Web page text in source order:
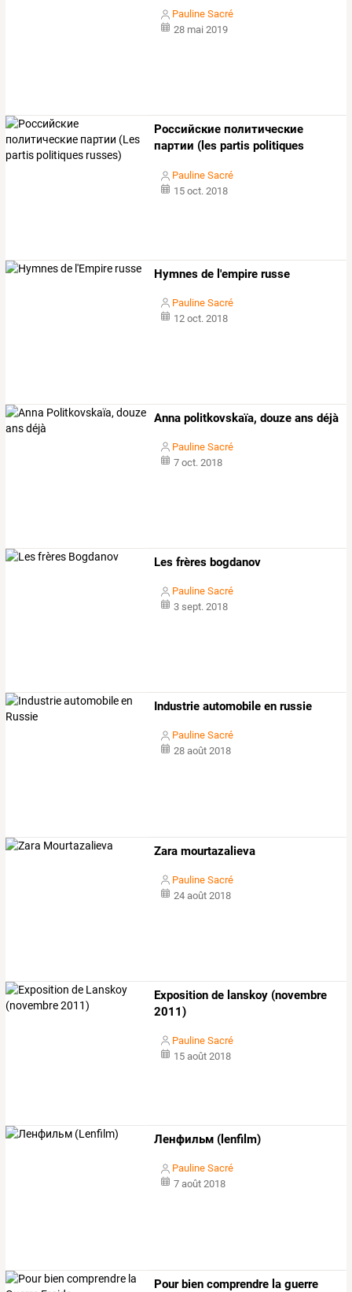
Pauline Sacré
28 mai 2019
Российские политические
партии (les partis politiques
Pauline Sacré
15 oct. 2018
Hymnes de l'empire russe
Pauline Sacré
12 oct. 2018
Anna politkovskaïa, douze ans déjà
Pauline Sacré
7 oct. 2018
Les frères bogdanov
Pauline Sacré
3 sept. 2018
Industrie automobile en russie
Pauline Sacré
28 août 2018
Zara mourtazalieva
Pauline Sacré
24 août 2018
Exposition de lanskoy (novembre
2011)
Pauline Sacré
15 août 2018
Ленфильм (lenfilm)
Pauline Sacré
7 août 2018
Pour bien comprendre la guerre